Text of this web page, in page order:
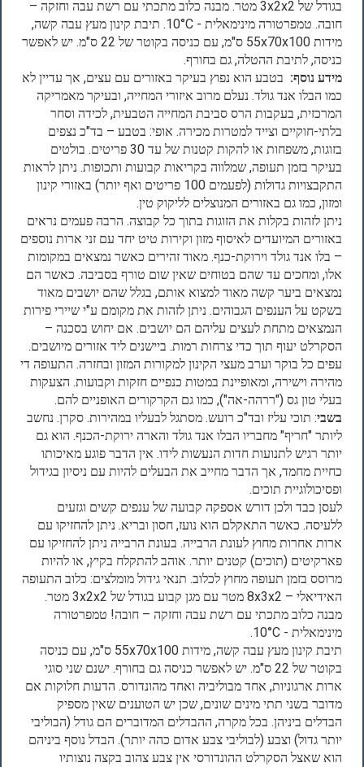
בגודל של 3x2x2 מטר. מבנה כלוב מתכתי עם רשת עבה וחזקה –
חובה. טמפרטורה מינימאלית - 10°C. תיבת קינון מעץ עבה קשה,
מידות 55x70x100 ס"מ, עם כניסה בקוטר של 22 ס"מ. יש לאפשר
כניסה, לתיבת ההטלה, גם בחורף.
מידע נוסף: בטבע הוא נפוץ בעיקר באזורים עם עצים, אך עדיין לא
כמו הבלו אנד גולד. נעלם מרוב איזורי המחייה, ובעיקר מאמריקה
המרכזית, בעקבות הרס סביבת המחייה הטבעית, לכידה וסחר
בלתי-חוקיים וצייד למטרות מכירה. אופי: בטבע – בד"כ נצפים
בזוגות, משפחות או להקות קטנות של עד 30 פריטים. בולטים
בעיקר בזמן תעופה, שמלווה בקריאות קבועות ותכופות. ניתן לראות
התקבצויות גדולות (לפעמים 100 פריטים ואף יותר) באזורי קינון
ומזון, כמו גם באזורים המנוצלים לליקוק טין.
ניתן לזהות בקלות את הזוגות בתוך כל קבוצה. הרבה פעמים נראים
באזורים המיועדים לאיסוף מזון וקירות טיט יחד עם זני ארות נוספים
– בלו אנד גולד וירוקת-כנף. מאוד זהירים כאשר נמצאים במקומות
אלו, ומחכים עד שהם בטוחים שאין שום טורף בסביבה. כאשר הם
נמצאים ביער קשה מאוד למצוא אותם, בגלל שהם יושבים מאוד
בשקט על הענפים הגבוהים. ניתן לזהות את מקומם ע"י שיירי פירות
הנמצאים מתחת לעצים עליהם הם יושבים. אם יחוש בסכנה –
הסקרלט יעוף תוך כדי צרחות רמות. ביישנים ליד אזורים מיושבים.
עפים כל בוקר וערב מעצי הקינון למקורות המזון ובחזרה. התעופה די
מהירה וישירה, ומאופיינת במטות כנפיים חזקות וקבועות. הצעקות
בעלי טון גס ("ררהה-אה"), כמו גם הקרקורים האופניים להם.
בשבי: תוכי עליז ובד"כ רועש. מסתגל לבעליו במהירות. סקרן. נחשב
ליותר "חריף" מחבריו הבלו אנד גולד והארה ירוקת-הכנף. הוא גם
יותר רגיש לתנועות חדות הנעשות לידו. אין הדבר פוגע מאיכותו
כחיית מחמד, אך הדבר מחייב את הבעלים להיות עם ניסיון בגידול
ופסיכולוגיית תוכים.
לעסן כבד ולכן דורש אספקה קבועה של ענפים קשים וגזעים
ללעיסה. כאשר התאקלם הוא נועז, חסון ובריא. ניתן להחזיקו עם
ארות אחרות מחוץ לעונת הרבייה. בעונת הרבייה ניתן להחזיקו עם
פארקיטים (תוכים) קטנים יותר. אוהב להתקלח בקיץ, או להיות
מרוסס בזמן תעופה מחוץ לכלוב. תנאי גידול מומלצים: כלוב התעופה
האידיאלי – 8x3x2 מטר עם מגן קבוע בגודל של 3x2x2 מטר.
מבנה כלוב מתכתי עם רשת עבה וחזקה – חובה! טמפרטורה
מינימאלית - 10°C.
תיבת קינון מעץ עבה קשה, מידות 55x70x100 ס"מ, עם כניסה
בקוטר של 22 ס"מ. יש לאפשר כניסה גם בחורף. ישנם שני סוגי
ארות ארגוניות, אחד מבוליביה ואחד מהונדורס. הדעות חלוקות אם
מדובר בשני תתי מינים שונים, שכן יש הטוענים שאין מספיק
הבדלים ביניהן. בכל מקרה, ההבדלים המדוברים הם גודל (הבוליבי
יותר גדול) וצבע (לבוליבי צבע אדום כהה יותר). הבדל נוסף ביניהם
הוא שאצל הסקרלט ההונדורסי אין צבע צהוב בקצה נוצותיו